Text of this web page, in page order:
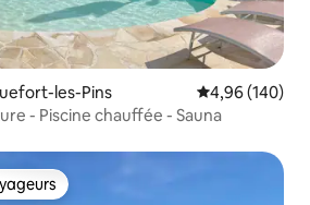
les-Pins Évaluation
4,96 (140)
- Piscine chauffée - Sauna
les plus appréciés